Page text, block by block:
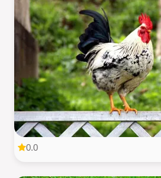
0.0